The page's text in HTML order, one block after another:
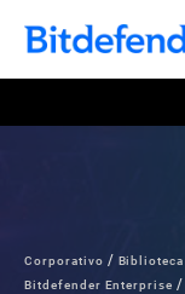
Corporativo
Bitdefender Enterprise